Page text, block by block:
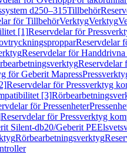
d250–315Tillbehör
för TillbehörVerktygVerktyg
[1]Reservdelar för
Reservdelar
Reservdelar för
Reservdelar
för Geberit Mapress
Reservdelar för Pressverktyg
[3]
för Pressenheter
Reservdelar för Pressverktyg
Silent-db20/Geberit PE
Rörbearbetningsverktyg